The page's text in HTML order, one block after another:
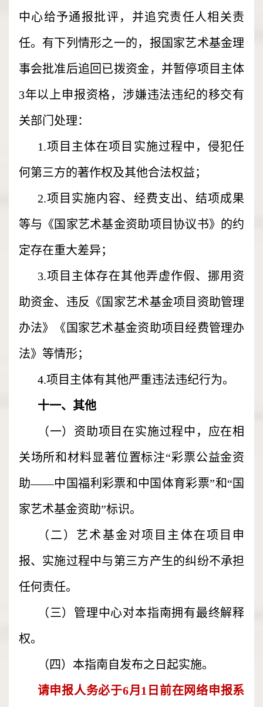
中心给予通报批评，并追究责任人相关责
任。有下列情形之一的，报国家艺术基金理
事会批准后追回已拨资金，并暂停项目主体
3年以上申报资格，涉嫌违法违纪的移交有
关部门处理：
1.项目主体在项目实施过程中，侵犯任
何第三方的著作权及其他合法权益；
2.项目实施内容、经费支出、结项成果
等与《国家艺术基金资助项目协议书》的约
定存在重大差异；
3.项目主体存在其他弄虚作假、挪用资
助资金、违反《国家艺术基金项目资助管理
办法》《国家艺术基金资助项目经费管理办
法》等情形；
4.项目主体有其他严重违法违纪行为。
十一、其他
（一）资助项目在实施过程中，应在相
关场所和材料显著位置标注“彩票公益金资
助——中国福利彩票和中国体育彩票”和“国
家艺术基金资助”标识。
（二）艺术基金对项目主体在项目申
报、实施过程中与第三方产生的纠纷不承担
任何责任。
（三）管理中心对本指南拥有最终解释
权。
（四）本指南自发布之日起实施。
请申报人务必于6月1日前在网络申报系